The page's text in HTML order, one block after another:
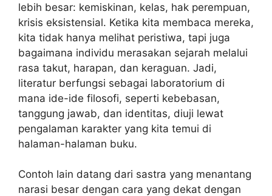
lebih besar: kemiskinan, kelas, hak perempuan,
krisis eksistensial. Ketika kita membaca mereka,
kita tidak hanya melihat peristiwa, tapi juga
bagaimana individu merasakan sejarah melalui
rasa takut, harapan, dan keraguan. Jadi,
literatur berfungsi sebagai laboratorium di
mana ide-ide filosofi, seperti kebebasan,
tanggung jawab, dan identitas, diuji lewat
pengalaman karakter yang kita temui di
halaman-halaman buku.
Contoh lain datang dari sastra yang menantang
narasi besar dengan cara yang dekat dengan